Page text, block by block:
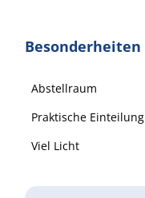
Besonderheiten
Abstellraum
Praktische Einteilung
Viel Licht